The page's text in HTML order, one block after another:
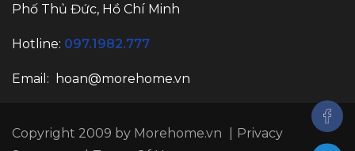
Phố Thủ Đức, Hồ Chí Minh
Hotline: 097.1982.777
Email: hoan@morehome.vn
Copyright 2009 by Morehome.vn
Privacy